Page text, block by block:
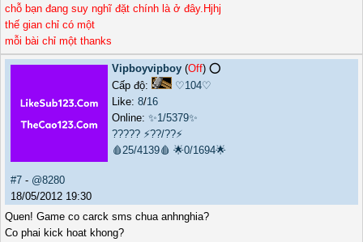
chỗ bạn đang suy nghĩ đặt chính là ở đây.Hjhj
thế gian chỉ có một
mỗi bài chỉ một thanks
Vipboyvipboy (Off) ⭕️
Cấp độ:
♡104♡
Like: 8/16
Online: ✨1/5379✨
????? ⚡??/??⚡
🩸25/4139🩸 🌟0/1694🌟
#7 - @8280
18/05/2012 19:30
Quen! Game co carck sms chua anhnghia?
Co phai kick hoat khong?